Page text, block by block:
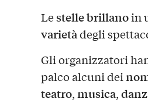
Lestellebrillanoin
varietàdegli
Gli organizzatori
palco alcuni dei
teatro,musica,